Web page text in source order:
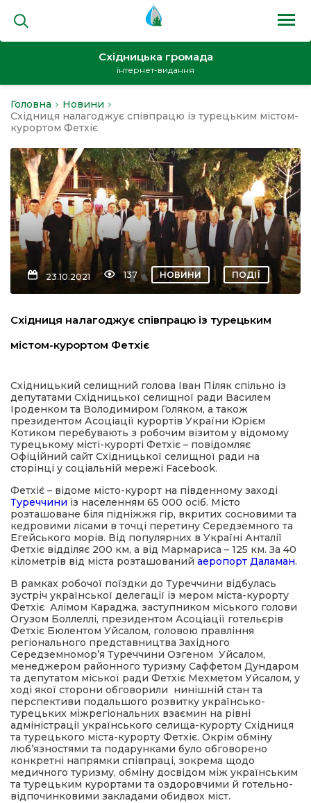
Східницька громада
інтернет-видання
Головна
Новини
Східниця налагоджує співпрацю із турецьким містом-
курортом Фетхіє
23.10.2021 137 НОВИНИ ПОДІЇ
Східниця налагоджує співпрацю із турецьким
містом-курортом Фетхіє
Східницький селищний голова Іван Піляк спільно із
депутатами Східницької селищної ради Василем
Іроденком та Володимиром Голяком, а також
президентом Асоціації курортів України Юрієм
Котиком перебувають з робочим візитом у відомому
турецькому місті-курорті Фетхіє – повідомляє
Офіційний сайт Східницької селищної ради на
сторінці у соціальній мережі Facebook.
Фетхіє́ – відоме місто-курорт на південному заході
Туреччини із населенням 65 000 осіб. Місто
розташоване біля підніжжя гір, вкритих сосновими та
кедровими лісами в точці перетину Середземного та
Егейського морів. Від популярних в Україні Анталії
Фетхіє відділяє 200 км, а від Мармариса – 125 км. За 40
кілометрів від міста розташований аеропорт Даламан.
В рамках робочої поїздки до Туреччини відбулась
зустріч української делегації із мером міста-курорту
Фетхіє Алімом Караджа, заступником міського голови
Огузом Боллеллі, президентом Асоціації готельєрів
Фетхіє Бюлентом Уйсалом, головою правління
регіонального представництва Західного
Середземномор’я Туреччини Озгеном Уйсалом,
менеджером районного туризму Саффетом Дундаром
та депутатом міської ради Фетхіє Мехметом Уйсалом, у
ході якої сторони обговорили нинішній стан та
перспективи подальшого розвитку українсько-
турецьких міжрегіональних взаємин на рівні
адміністрації українського селища-курорту Східниця
та турецького міста-курорту Фетхіє. Окрім обміну
люб’язностями та подарунками було обговорено
конкретні напрямки співпраці, зокрема щодо
медичного туризму, обміну досвідом між українським
та турецьким курортами та оздоровчими й готельно-
відпочинковими закладами обидвох міст.